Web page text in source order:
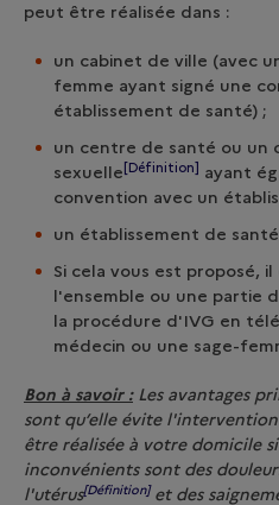
peut être réalisée dans :
un cabinet de ville (avec
femme ayant signé une
établissement de santé) ;
un centre de santé ou un
sexuelle [Définition]
ayant
convention avec un
un établissement de
Si cela vous est proposé,
l'ensemble ou une partie
la procédure d'IVG en
médecin ou une sage-
Bon à savoir :Les avantages
sont qu’elle évite
être réalisée à votre domicile
inconvénients sont des
l'utérus[Définition]et des